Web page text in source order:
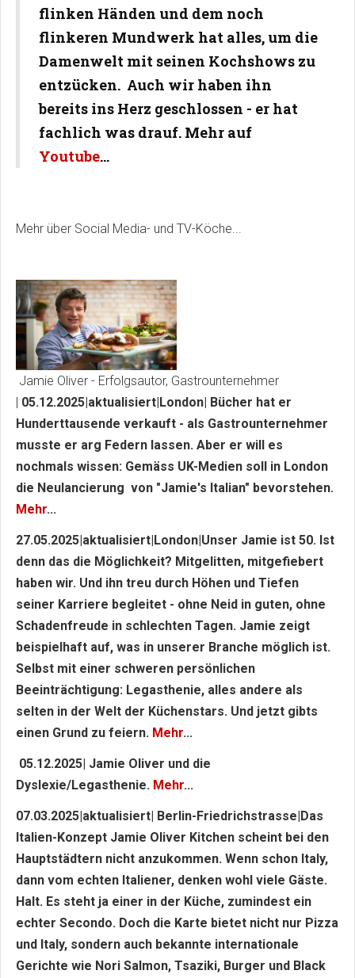
flinken Händen und dem noch
flinkeren Mundwerk hat alles, um die
Damenwelt mit seinen Kochshows zu
entzücken. Auch wir haben ihn
bereits ins Herz geschlossen - er hat
fachlich was drauf. Mehr auf
Youtube...
Mehr über Social Media- und TV-Köche...
Jamie Oliver - Erfolgsautor, Gastrounternehmer
| 05.12.2025|aktualisiert|London| Bücher hat er
Hunderttausende verkauft - als Gastrounternehmer
musste er arg Federn lassen. Aber er will es
nochmals wissen: Gemäss UK-Medien soll in London
die Neulancierung von "Jamie's Italian" bevorstehen.
Mehr...
27.05.2025|aktualisiert|London|Unser Jamie ist 50. Ist
denn das die Möglichkeit? Mitgelitten, mitgefiebert
haben wir. Und ihn treu durch Höhen und Tiefen
seiner Karriere begleitet - ohne Neid in guten, ohne
Schadenfreude in schlechten Tagen. Jamie zeigt
beispielhaft auf, was in unserer Branche möglich ist.
Selbst mit einer schweren persönlichen
Beeinträchtigung: Legasthenie, alles andere als
selten in der Welt der Küchenstars. Und jetzt gibts
einen Grund zu feiern. Mehr...
05.12.2025| Jamie Oliver und die
Dyslexie/Legasthenie. Mehr...
07.03.2025|aktualisiert| Berlin-Friedrichstrasse|Das
Italien-Konzept Jamie Oliver Kitchen scheint bei den
Hauptstädtern nicht anzukommen. Wenn schon Italy,
dann vom echten Italiener, denken wohl viele Gäste.
Halt. Es steht ja einer in der Küche, zumindest ein
echter Secondo. Doch die Karte bietet nicht nur Pizza
und Italy, sondern auch bekannte internationale
Gerichte wie Nori Salmon, Tsaziki, Burger und Black